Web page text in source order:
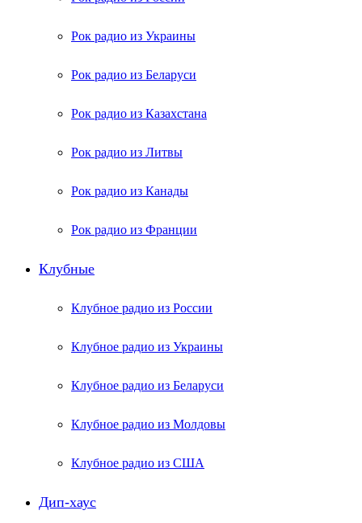
Рок радио из Украины
Рок радио из Беларуси
Рок радио из Казахстана
Рок радио из Литвы
Рок радио из Канады
Рок радио из Франции
Клубные
Клубное радио из России
Клубное радио из Украины
Клубное радио из Беларуси
Клубное радио из Молдовы
Клубное радио из США
Дип-хаус